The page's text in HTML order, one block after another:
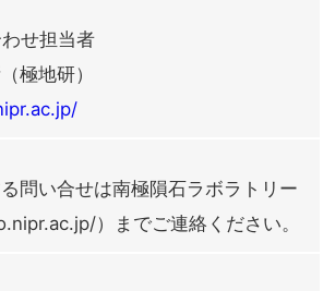
せ担当者
極地研）
問い合せは南極隕石ラボラトリー
）までご連絡ください。